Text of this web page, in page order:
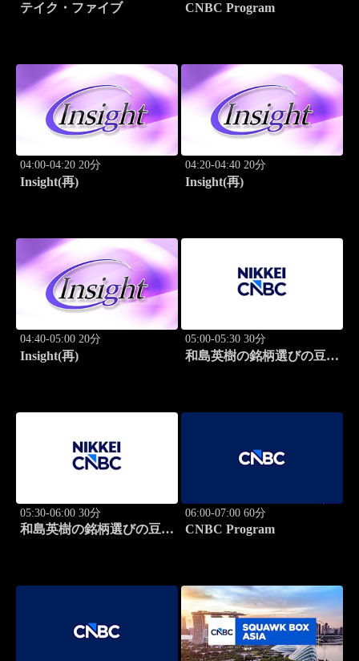
テイク・ファイブ CNBC Program
04:00-04:20 20分
Insight(再)
04:20-04:40 20分
Insight(再)
04:40-05:00 20分
Insight(再)
05:00-05:30 30分
和島英樹の銘柄選びの豆知
05:30-06:00 30分
和島英樹の銘柄選びの豆知
06:00-07:00 60分
CNBC Program